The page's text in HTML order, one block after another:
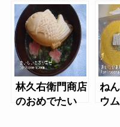
か
林久右衛門商店
のおめでたい
ね
ウ